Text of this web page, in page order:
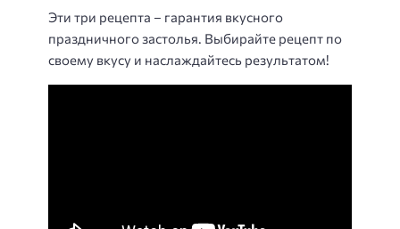
Эти три рецепта – гарантия вкусного
праздничного застолья. Выбирайте рецепт по
своему вкусу и наслаждайтесь результатом!